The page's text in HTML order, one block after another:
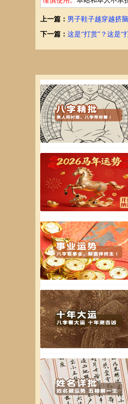
上一篇： 男子鞋子越穿越挤
下一篇： 这是“打赏”？这是“